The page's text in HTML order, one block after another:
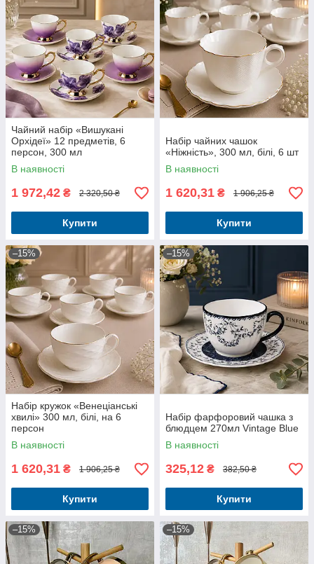
Чайний набір «Вишукані
Орхідеї» 12 предметів, 6
персон, 300 мл
В наявності
1 972,42 ₴ 2 320,50 ₴
Купити
Набір чайних чашок
«Ніжність», 300 мл, білі, 6 шт
В наявності
1 620,31 ₴ 1 906,25 ₴
Купити
–15%
Набір кружок «Венеціанські
хвилі» 300 мл, білі, на 6
персон
В наявності
1 620,31 ₴ 1 906,25 ₴
Купити
–15%
Набір фарфоровий чашка з
блюдцем 270мл Vintage Blue
В наявності
325,12 ₴ 382,50 ₴
Купити
–15% –15%